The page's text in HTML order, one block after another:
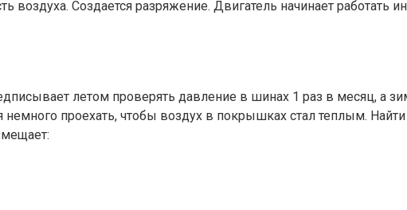
воздуха. Создается разряжение. Двигатель начинает работать
летом проверять давление в шинах 1 раз в месяц, а
немного проехать, чтобы воздух в покрышках стал теплым.